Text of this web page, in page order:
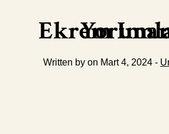
Ekrem Imamoğlu
Written by on Mart 4, 2024 -